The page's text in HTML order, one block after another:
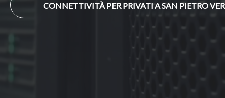
CONNETTIVITÀ PER PRIVATI A SAN PIETRO